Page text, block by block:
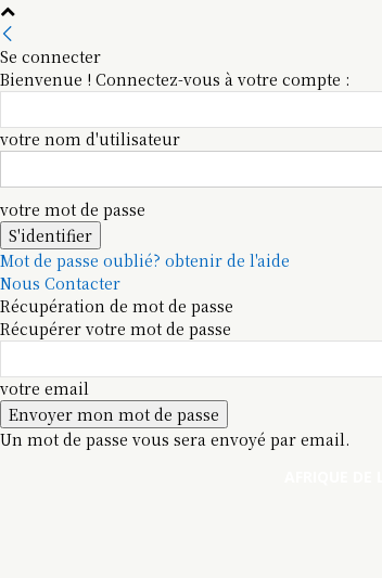
Se connecter
Bienvenue ! Connectez-vous à votre compte :
votre nom d'utilisateur
votre mot de passe
Mot de passe oublié? obtenir de l'aide
Nous Contacter
Récupération de mot de passe
Récupérer votre mot de passe
votre email
Un mot de passe vous sera envoyé par email.